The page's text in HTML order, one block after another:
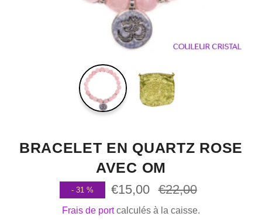
BRACELET EN QUARTZ ROSE
AVEC OM
- 31 % €15,00
Prix
régulier
€22,00
Frais de portcalculés à la caisse.